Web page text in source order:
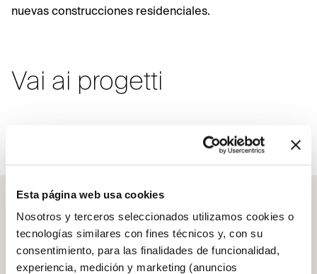
Esta página web usa cookies
Nosotros y terceros seleccionados utilizamos cookies o
tecnologías similares con fines técnicos y, con su
consentimiento, para las finalidades de funcionalidad,
experiencia, medición y marketing (anuncios
nuevas construcciones residenciales.
Vai ai progetti
Complejo Parchitello Alta
SCRIGNO S.P.A.